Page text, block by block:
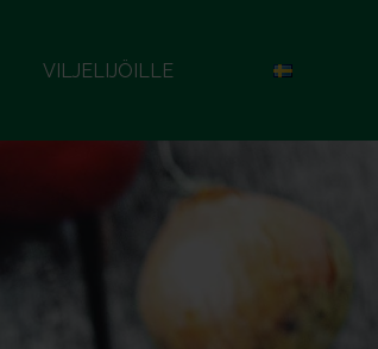
VILJELIJÖILLE